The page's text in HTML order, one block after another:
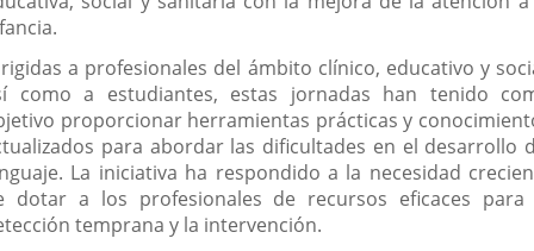
a profesionales del ámbito clínico, educativo y
como a estudiantes, estas jornadas han tenido
proporcionar herramientas prácticas y
para abordar las dificultades en el desarrollo
La iniciativa ha respondido a la necesidad
dotar a los profesionales de recursos eficaces para
temprana y la intervención.